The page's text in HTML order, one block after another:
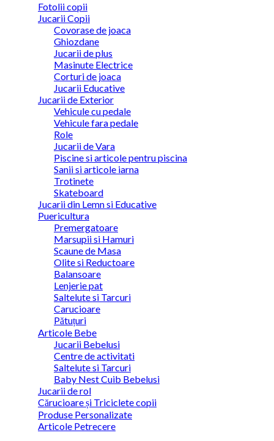
Fotolii copii
Jucarii Copii
Covorase de joaca
Ghiozdane
Jucarii de plus
Masinute Electrice
Corturi de joaca
Jucarii Educative
Jucarii de Exterior
Vehicule cu pedale
Vehicule fara pedale
Role
Jucarii de Vara
Piscine si articole pentru piscina
Sanii si articole iarna
Trotinete
Skateboard
Jucarii din Lemn si Educative
Puericultura
Premergatoare
Marsupii si Hamuri
Scaune de Masa
Olite si Reductoare
Balansoare
Lenjerie pat
Saltelute si Tarcuri
Carucioare
Pătuțuri
Articole Bebe
Jucarii Bebelusi
Centre de activitati
Saltelute si Tarcuri
Baby Nest Cuib Bebelusi
Jucarii de rol
Cărucioare și Triciclete copii
Produse Personalizate
Articole Petrecere